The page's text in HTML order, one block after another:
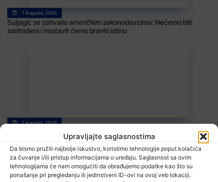
Upravljajte saglasnostima
Da bismo pružili najbolje iskustvo, koristimo tehnologije poput kolačića
za čuvanje i/ili pristup informacijama o uređaju. Saglasnost sa ovim
tehnologijama će nam omogućiti da obrađujemo podatke kao što su
ponašanje pri pregledanju ili jedinstveni ID-ovi na ovoj veb lokaciji.
7 Augusta, 2026
Suljagić se zahvalio američkim zakonodavcima: Nećemo biti
zastrašeni i nastavit ćemo braniti istinu
7 Augusta, 2026
Stiže blagi predah od vrelina, ali ne zadugo